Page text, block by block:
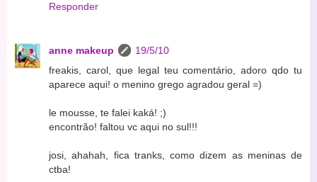
Responder
anne makeup
19/5/10
freakis, carol, que legal teu comentário, adoro qdo tu
aparece aqui! o menino grego agradou geral =)
le mousse, te falei kaká! ;)
encontrão! faltou vc aqui no sul!!!
josi, ahahah, fica tranks, como dizem as meninas de
ctba!